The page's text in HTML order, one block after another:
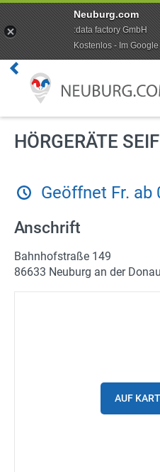
Neuburg.com
:data factory GmbH
Kostenlos - Im
HÖRGERÄTE
Geöffnet Fr. ab
Anschrift
Bahnhofstraße 149
86633 Neuburg an der Donau
AUF
Premium Kunde werden
Aktuelles
Veranstaltungen
Online Shops
Essen bestellen
Lieferdienste
ÖPNV